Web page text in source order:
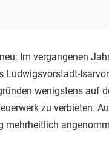
Im vergangenen
Ludwigsvorstadt-
wenigstens auf
zu verbieten.
mehrheitlich